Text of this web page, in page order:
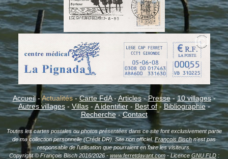
Accueil-Actualités-Carte FdA-Articles-Presse-10 villages-
Autres villages- Villas- A identifier- Best of-Bibliographie-
Recherche-Contact
Toutes les cartes postales ou photos présentées dans ce site font exclusivement partie
de ma collection personnelle (Crédit DR). Site non officiel.François Bischn'est pas
responsable de l'utilisation que pourraient en faire les visiteurs.
Copyright © François Bisch 2016/2026 - www.ferretdavant.com- LicenceGNU FLD: